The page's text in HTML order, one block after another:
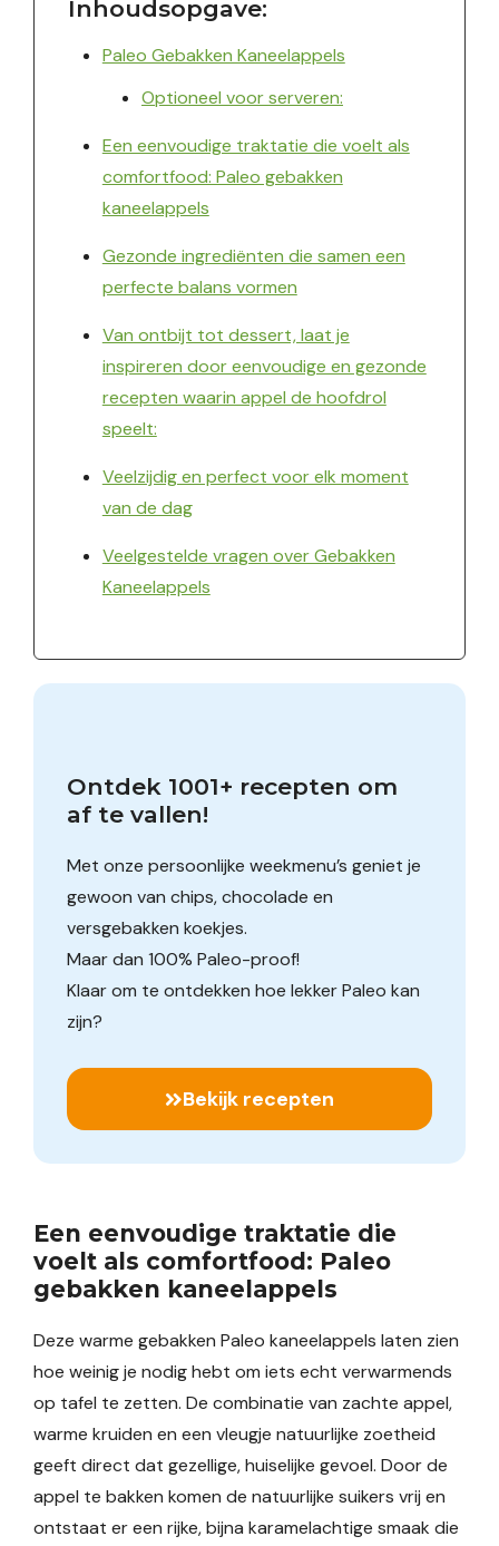
Inhoudsopgave:
Paleo Gebakken Kaneelappels
Optioneel voor serveren:
Een eenvoudige traktatie die voelt als
comfortfood: Paleo gebakken
kaneelappels
Gezonde ingrediënten die samen een
perfecte balans vormen
Van ontbijt tot dessert, laat je
inspireren door eenvoudige en gezonde
recepten waarin appel de hoofdrol
speelt:
Veelzijdig en perfect voor elk moment
van de dag
Veelgestelde vragen over Gebakken
Kaneelappels
Ontdek 1001+ recepten om
af te vallen!
Met onze persoonlijke weekmenu’s geniet je
gewoon van chips, chocolade en
versgebakken koekjes.
Maar dan 100% Paleo-proof!
Klaar om te ontdekken hoe lekker Paleo kan
zijn?
Bekijk recepten
Een eenvoudige traktatie die
voelt als comfortfood: Paleo
gebakken kaneelappels
Deze warme gebakken Paleo kaneelappels laten zien
hoe weinig je nodig hebt om iets echt verwarmends
op tafel te zetten. De combinatie van zachte appel,
warme kruiden en een vleugje natuurlijke zoetheid
geeft direct dat gezellige, huiselijke gevoel. Door de
appel te bakken komen de natuurlijke suikers vrij en
ontstaat er een rijke, bijna karamelachtige smaak die